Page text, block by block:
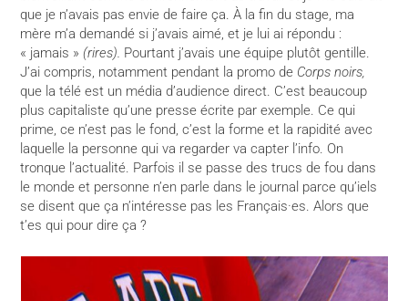
que je n’avais pas envie de faire ça. À la fin du stage, ma
mère m’a demandé si j’avais aimé, et je lui ai répondu :
« jamais »(rires). Pourtant j’avais une équipe plutôt gentille.
J’ai compris, notamment pendant la promo de Corps noirs,
que la télé est un média d’audience direct. C’est beaucoup
plus capitaliste qu’une presse écrite par exemple. Ce qui
prime, ce n’est pas le fond, c’est la forme et la rapidité avec
laquelle la personne qui va regarder va capter l’info. On
tronque l’actualité. Parfois il se passe des trucs de fou dans
le monde et personne n’en parle dans le journal parce qu’iels
se disent que ça n’intéresse pas les Français·es. Alors que
t’es qui pour dire ça ?